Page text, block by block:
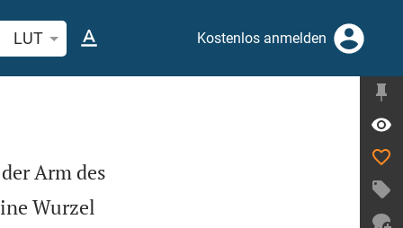
oder Begriff suchen
LUT Kostenlos anmelden
Arm des
Wurzel